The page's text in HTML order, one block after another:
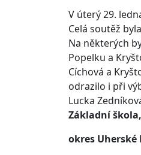
V úterý 29.
Celá soutěž
Na některých
Popelku a
Cíchová a
odrazilo i při
Lucka
Základní
okres Uherské